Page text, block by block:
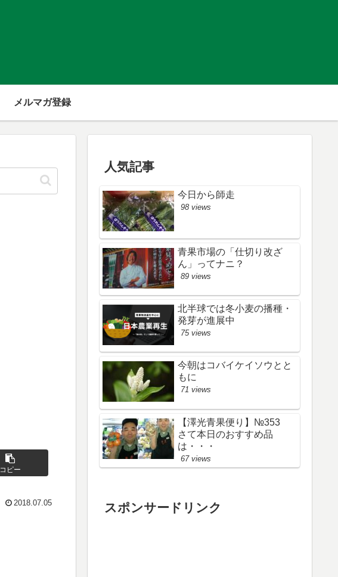
メルマガ登録
コピー
2018.07.05
人気記事
今日から師走
98 views
青果市場の「仕切り改ざ
ん」ってナニ？
89 views
北半球では冬小麦の播種・
発芽が進展中
75 views
今朝はコバイケイソウとと
もに
71 views
【澤光青果便り】№353
さて本日のおすすめ品
は・・・
67 views
スポンサードリンク